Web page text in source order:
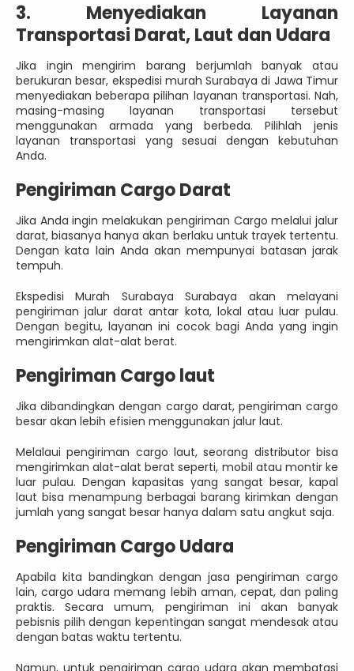
3. Menyediakan Layanan
Transportasi Darat, Laut dan Udara
Jika ingin mengirim barang berjumlah banyak atau
berukuran besar, ekspedisi murah Surabaya di Jawa Timur
menyediakan beberapa pilihan layanan transportasi. Nah,
masing-masing layanan transportasi tersebut
menggunakan armada yang berbeda. Pilihlah jenis
layanan transportasi yang sesuai dengan kebutuhan
Anda.
Pengiriman Cargo Darat
Jika Anda ingin melakukan pengiriman Cargo melalui jalur
darat, biasanya hanya akan berlaku untuk trayek tertentu.
Dengan kata lain Anda akan mempunyai batasan jarak
tempuh.
Ekspedisi Murah Surabaya Surabaya akan melayani
pengiriman jalur darat antar kota, lokal atau luar pulau.
Dengan begitu, layanan ini cocok bagi Anda yang ingin
mengirimkan alat-alat berat.
Pengiriman Cargo laut
Jika dibandingkan dengan cargo darat, pengiriman cargo
besar akan lebih efisien menggunakan jalur laut.
Melalaui pengiriman cargo laut, seorang distributor bisa
mengirimkan alat-alat berat seperti, mobil atau montir ke
luar pulau. Dengan kapasitas yang sangat besar, kapal
laut bisa menampung berbagai barang kirimkan dengan
jumlah yang sangat besar hanya dalam satu angkut saja.
Pengiriman Cargo Udara
Apabila kita bandingkan dengan jasa pengiriman cargo
lain, cargo udara memang lebih aman, cepat, dan paling
praktis. Secara umum, pengiriman ini akan banyak
pebisnis pilih dengan kepentingan sangat mendesak atau
dengan batas waktu tertentu.